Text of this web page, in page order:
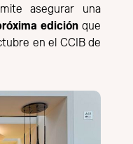
asegurar una
edición que
en el CCIB de